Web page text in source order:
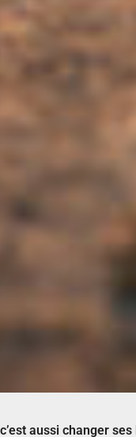
aussi changer